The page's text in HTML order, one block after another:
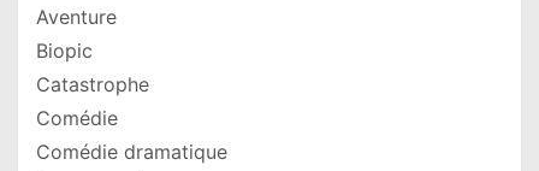
Aventure
Biopic
Catastrophe
Comédie
Comédie dramatique